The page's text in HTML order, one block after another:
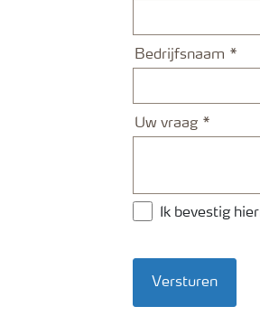
Bedrijfsnaam
Uw vraag
Ik bevestig
Versturen